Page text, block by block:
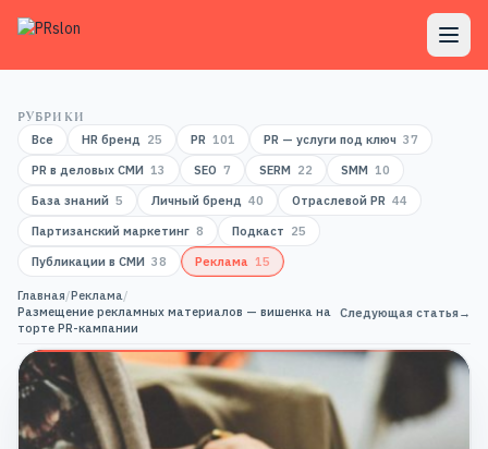
РУБРИКИ
Все
HR бренд 25 PR 101 PR — услуги под ключ 37
PR в деловых СМИ 13 SEO 7 SERM 22 SMM 10
База знаний 5 Личный бренд 40 Отраслевой PR 44
Партизанский маркетинг 8 Подкаст 25
Публикации в СМИ 38 Реклама 15
Главная/Реклама/
Размещение рекламных материалов — вишенка на
торте PR-кампании
Следующая статья→